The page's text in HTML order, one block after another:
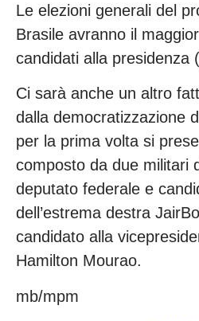
Le elezioni generali del
Brasile avranno il
candidati alla presidenza
Ci sarà anche un altro
dalla democratizzazione
per la prima volta si
composto da due militari
deputato federale e
dell’estrema destra
candidato alla
Hamilton Mourao.
mb/mpm